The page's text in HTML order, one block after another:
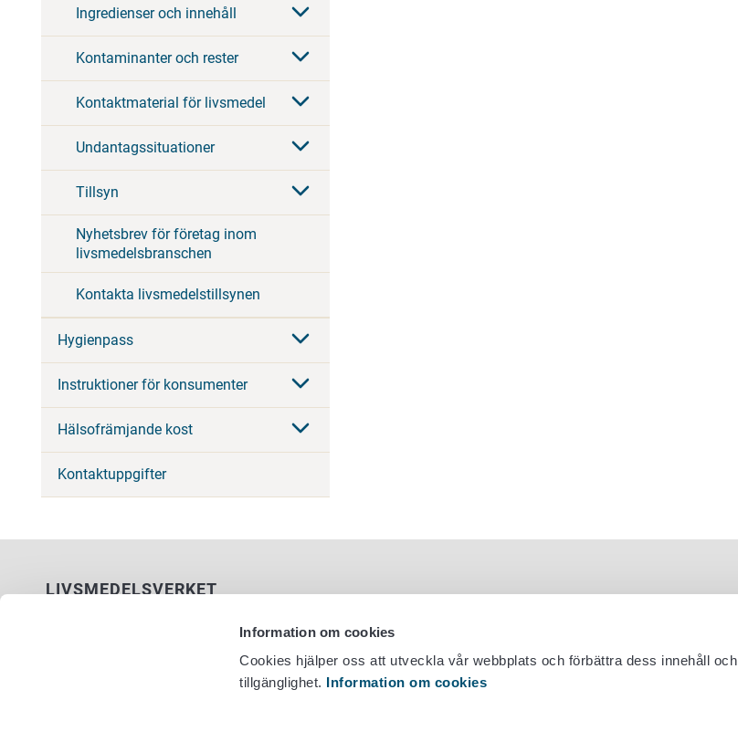
Information om cookies
Cookies hjälper oss att utveckla vår webbplats och förbättra dess innehåll och
tillgänglighet. Information om cookies
Ingredienser och innehåll
Kontaminanter och rester
Kontaktmaterial för livsmedel
Undantagssituationer
Tillsyn
Nyhetsbrev för företag inom
livsmedelsbranschen
Kontakta livsmedelstillsynen
Hygienpass
Instruktioner för konsumenter
Hälsofrämjande kost
Kontaktuppgifter
LIVSMEDELSVERKET